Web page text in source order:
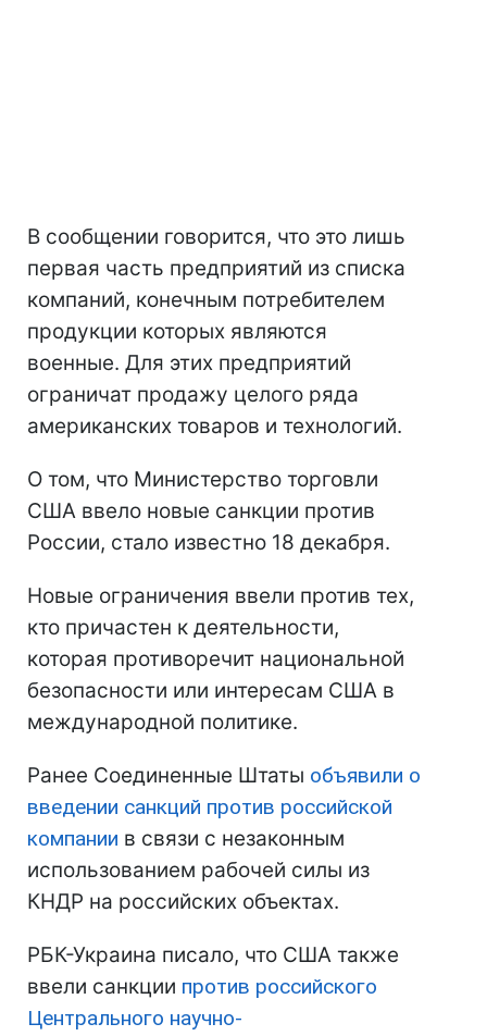
В сообщении говорится, что это лишь
первая часть предприятий из списка
компаний, конечным потребителем
продукции которых являются
военные. Для этих предприятий
ограничат продажу целого ряда
американских товаров и технологий.
О том, что Министерство торговли
США ввело новые санкции против
России, стало известно 18 декабря.
Новые ограничения ввели против тех,
кто причастен к деятельности,
которая противоречит национальной
безопасности или интересам США в
международной политике.
Ранее Соединенные Штаты объявили о
введении санкций против российской
компании в связи с незаконным
использованием рабочей силы из
КНДР на российских объектах.
РБК-Украина писало, что США также
ввели санкции против российского
Центрального научно-